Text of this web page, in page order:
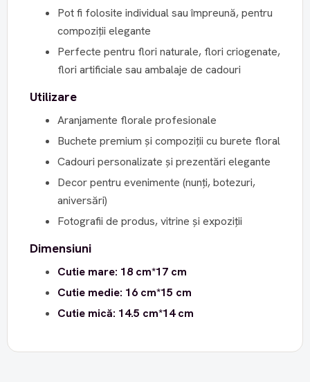
Pot fi folosite individual sau împreună, pentru
compoziții elegante
Perfecte pentru flori naturale, flori criogenate,
flori artificiale sau ambalaje de cadouri
Utilizare
Aranjamente florale profesionale
Buchete premium și compoziții cu burete floral
Cadouri personalizate și prezentări elegante
Decor pentru evenimente (nunți, botezuri,
aniversări)
Fotografii de produs, vitrine și expoziții
Dimensiuni
Cutie mare: 18 cm*17 cm
Cutie medie: 16 cm*15 cm
Cutie mică: 14.5 cm*14 cm